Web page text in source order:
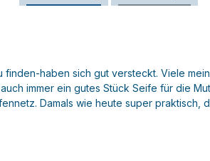
haben sich gut versteckt. Viele
immer ein gutes Stück Seife für die
Damals wie heute super